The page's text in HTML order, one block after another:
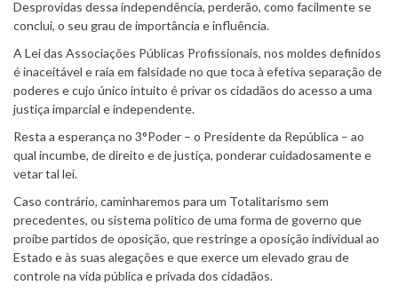
Desprovidas dessa independência, perderão, como facilmente se
conclui, o seu grau de importância e influência.
A Lei das Associações Públicas Profissionais, nos moldes definidos
é inaceitável e raia em falsidade no que toca à efetiva separação de
poderes e cujo único intuito é privar os cidadãos do acesso a uma
justiça imparcial e independente.
Resta a esperança no 3°Poder – o Presidente da República – ao
qual incumbe, de direito e de justiça, ponderar cuidadosamente e
vetar tal lei.
Caso contrário, caminharemos para um Totalitarismo sem
precedentes, ou sistema político de uma forma de governo que
proíbe partidos de oposição, que restringe a oposição individual ao
Estado e às suas alegações e que exerce um elevado grau de
controle na vida pública e privada dos cidadãos.